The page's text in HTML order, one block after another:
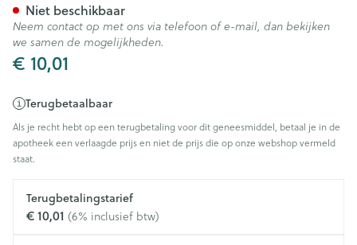
€ 10,01
Terugbetaalbaar
Als je recht hebt op een terugbetaling voor dit geneesmiddel, betaal je in de
apotheek een verlaagde prijs en niet de prijs die op onze webshop vermeld
staat.
Terugbetalingstarief
€ 10,01 (6% inclusief btw)
Niet beschikbaar
Neem contact op met ons via telefoon of e-mail, dan bekijken
we samen de mogelijkheden.